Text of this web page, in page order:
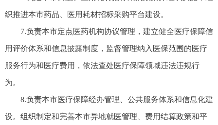
织推进本市药品、医用耗材招标采购平台建设。
7.负责本市定点医药机构协议管理，建立健全医疗保障信
用评价体系和信息披露制度，监督管理纳入医保范围的医疗
服务行为和医疗费用，依法查处医疗保障领域违法违规行
为。
8.负责本市医疗保障经办管理、公共服务体系和信息化建
设。组织制定和完善本市异地就医管理、费用结算政策和平